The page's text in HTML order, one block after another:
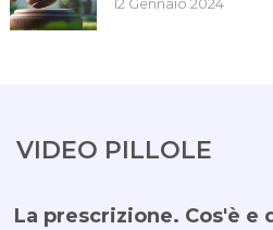
VIDEO PILLOLE
La prescrizione. Cos'è e